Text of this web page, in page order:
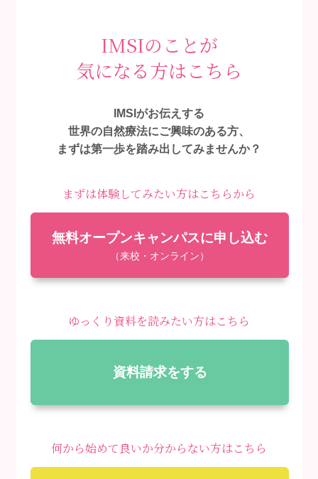
IMSIのことが
気になる方はこちら
IMSIがお伝えする
世界の自然療法にご興味のある方、
まずは第一歩を踏み出してみませんか？
まずは体験してみたい方はこちらから
無料オープンキャンパスに申し込む
（来校・オンライン）
ゆっくり資料を読みたい方はこちら
資料請求をする
何から始めて良いか分からない方はこちら